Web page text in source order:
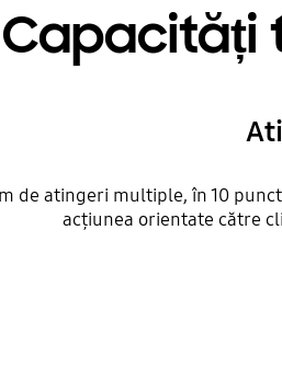
Capacități
de atingeri multiple, în 10
acțiunea orientate către